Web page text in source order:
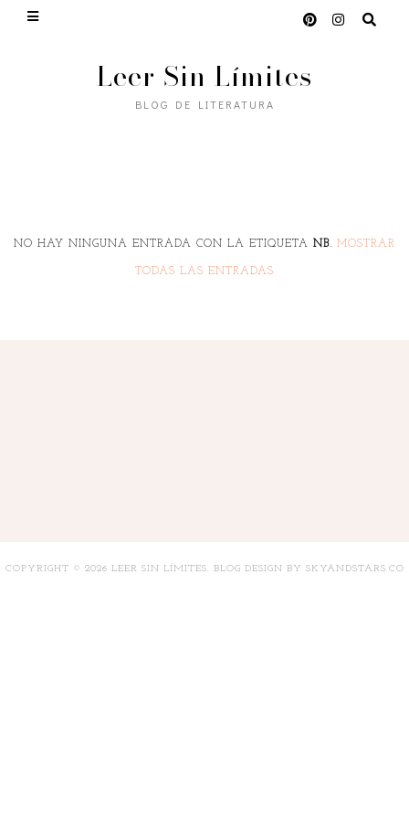
Leer Sin Límites
BLOG DE LITERATURA
NO HAY NINGUNA ENTRADA CON LA ETIQUETA NB. MOSTRAR
TODAS LAS ENTRADAS
COPYRIGHT © 2026 LEER SIN LÍMITES. BLOG DESIGN BY SKYANDSTARS.CO